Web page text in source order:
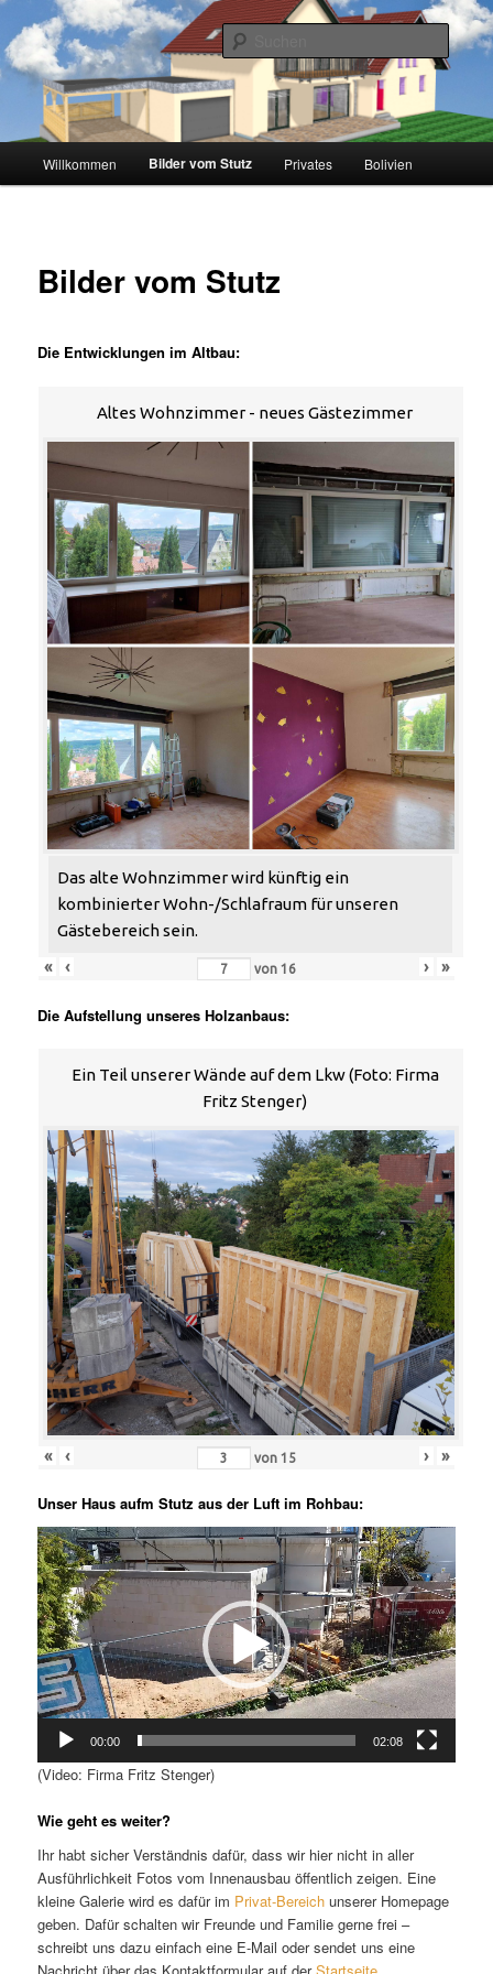
Zum
Inhalt
wechseln
Aufm Stutz
Willkommen Bilder vom Stutz Privates Bolivien
Bilder vom Stutz
Die Entwicklungen im Altbau:
Altes Wohnzimmer - neues Gästezimmer
Das alte Wohnzimmer wird künftig ein
kombinierter Wohn-/Schlafraum für unseren
Gästebereich sein.
«
‹ von 16 › »
Die Aufstellung unseres Holzanbaus:
Ein Teil unserer Wände auf dem Lkw (Foto: Firma
Fritz Stenger)
« ‹ von 15 › »
Unser Haus aufm Stutz aus der Luft im Rohbau:
Video-
Player
00:00 02:08
(Video: Firma Fritz Stenger)
Wie geht es weiter?
Ihr habt sicher Verständnis dafür, dass wir hier nicht in aller
Ausführlichkeit Fotos vom Innenausbau öffentlich zeigen. Eine
kleine Galerie wird es dafür im Privat-Bereich unserer Homepage
geben. Dafür schalten wir Freunde und Familie gerne frei –
schreibt uns dazu einfach eine E-Mail oder sendet uns eine